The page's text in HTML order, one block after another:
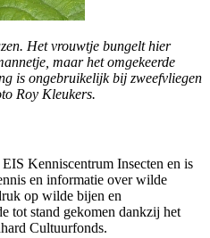
Het vrouwtje bungelt hier
maar het omgekeerde
is ongebruikelijk bij zweefvliegen
Roy Kleukers.
Kenniscentrum Insecten en is
en informatie over wilde
op wilde bijen en
tot stand gekomen dankzij het
Cultuurfonds.